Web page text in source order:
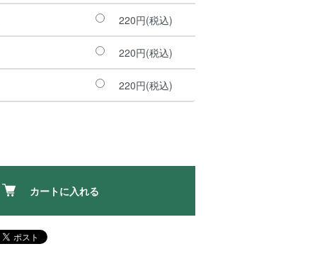
220円(税込)
220円(税込)
220円(税込)
カートに入れる